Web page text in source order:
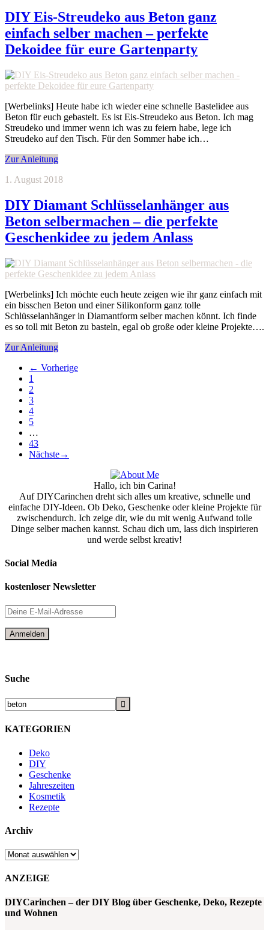
DIY Eis-Streudeko aus Beton ganz
einfach selber machen – perfekte
Dekoidee für eure Gartenparty
[Werbelinks] Heute habe ich wieder eine schnelle Bastelidee aus
Beton für euch gebastelt. Es ist Eis-Streudeko aus Beton. Ich mag
Streudeko und immer wenn ich was zu feiern habe, lege ich
Streudeko auf den Tisch. Für den Sommer habe ich…
Zur Anleitung
1. August 2018
DIY Diamant Schlüsselanhänger aus
Beton selbermachen – die perfekte
Geschenkidee zu jedem Anlass
[Werbelinks] Ich möchte euch heute zeigen wie ihr ganz einfach mit
ein bisschen Beton und einer Silikonform ganz tolle
Schlüsselanhänger in Diamantform selber machen könnt. Ich finde
es so toll mit Beton zu basteln, egal ob große oder kleine Projekte….
Zur Anleitung
← Vorherige
1
2
3
4
5
…
43
Nächste→
Hallo, ich bin Carina!
Auf DIYCarinchen dreht sich alles um kreative, schnelle und
einfache DIY-Ideen. Ob Deko, Geschenke oder kleine Projekte für
zwischendurch. Ich zeige dir, wie du mit wenig Aufwand tolle
Dinge selber machen kannst. Schau dich um, lass dich inspirieren
und werde selbst kreativ!
Social Media
kostenloser Newsletter
Suche
KATEGORIEN
Deko
DIY
Geschenke
Jahreszeiten
Kosmetik
Rezepte
Archiv
Archiv
ANZEIGE
DIYCarinchen – der DIY Blog über Geschenke, Deko, Rezepte
und Wohnen